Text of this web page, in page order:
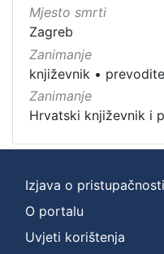
Mjesto smrti
Zagreb
Zanimanje
književnik •
Zanimanje
Hrvatski književnik i
Izjava o pristupačnosti
O portalu
Uvjeti korištenja